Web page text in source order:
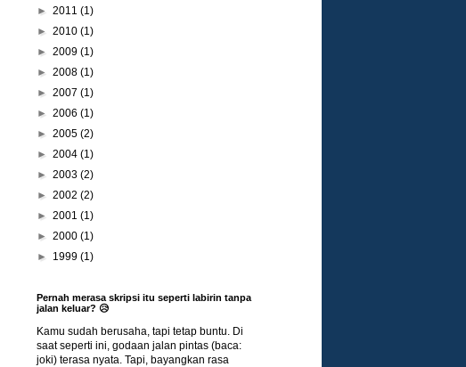
► 2011 (1)
► 2010 (1)
► 2009 (1)
► 2008 (1)
► 2007 (1)
► 2006 (1)
► 2005 (2)
► 2004 (1)
► 2003 (2)
► 2002 (2)
► 2001 (1)
► 2000 (1)
►
1999 (1)
Pernah merasa skripsi itu seperti labirin tanpa
jalan keluar? 😥
Kamu sudah berusaha, tapi tetap buntu. Di
saat seperti ini, godaan jalan pintas (baca:
joki) terasa nyata. Tapi, bayangkan rasa